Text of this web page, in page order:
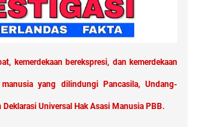
kemerdekaan berekspresi, dan kemerdekaan
yang dilindungi Pancasila, Undang-
Universal Hak Asasi Manusia PBB.